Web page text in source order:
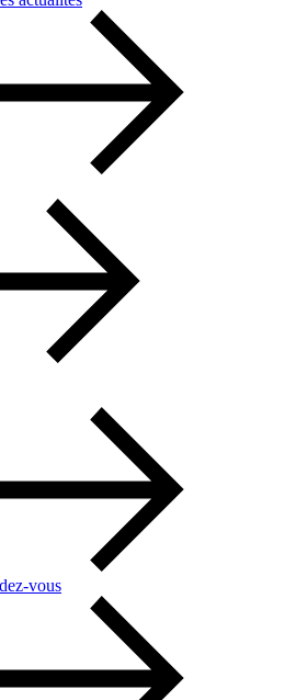
vous